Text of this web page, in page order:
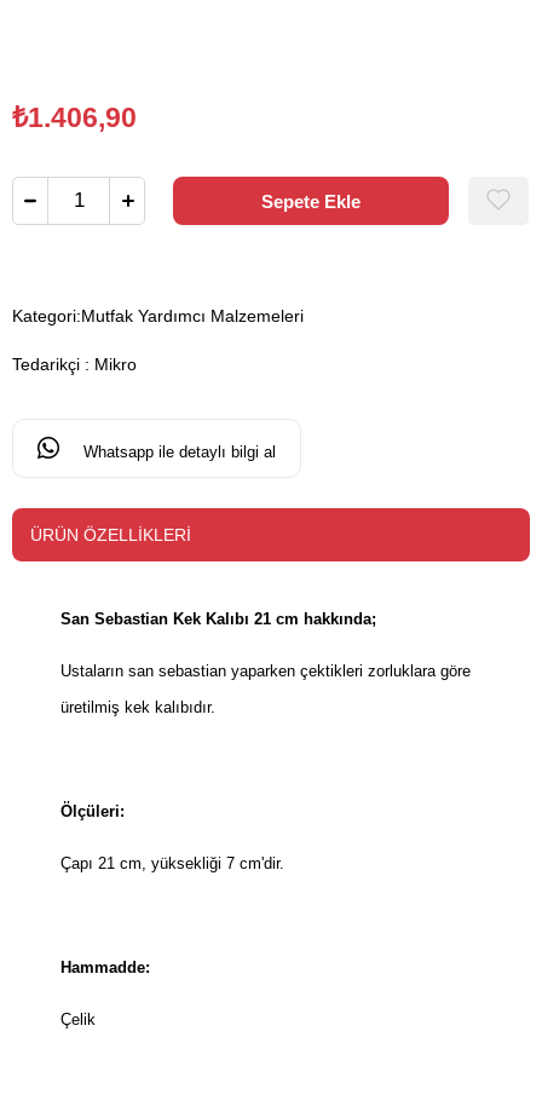
₺1.406,90
Kategori:Mutfak Yardımcı Malzemeleri
Tedarikçi : Mikro
Whatsapp ile detaylı bilgi al
ÜRÜN ÖZELLIKLERI
San Sebastian Kek Kalıbı 21 cm hakkında;
Ustaların san sebastian yaparken çektikleri zorluklara göre
üretilmiş kek kalıbıdır.
Ölçüleri:
Çapı 21 cm, yüksekliği 7 cm'dir.
Hammadde:
Çelik